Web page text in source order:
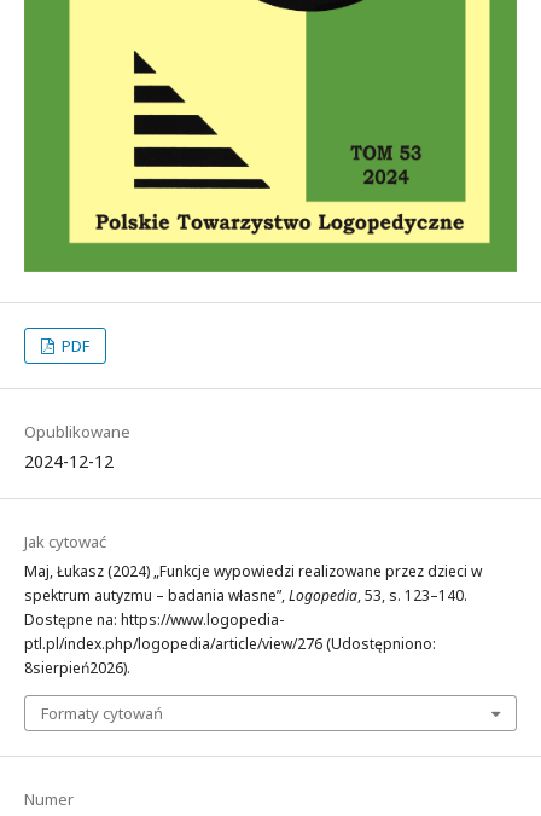
PDF
Opublikowane
2024-12-12
Jak cytować
Maj, Łukasz (2024) „Funkcje wypowiedzi realizowane przez dzieci w
spektrum autyzmu – badania własne”,Logopedia, 53, s. 123–140.
Dostępne na: https://www.logopedia-
ptl.pl/index.php/logopedia/article/view/276 (Udostępniono:
8sierpień2026).
Formaty cytowań
Numer